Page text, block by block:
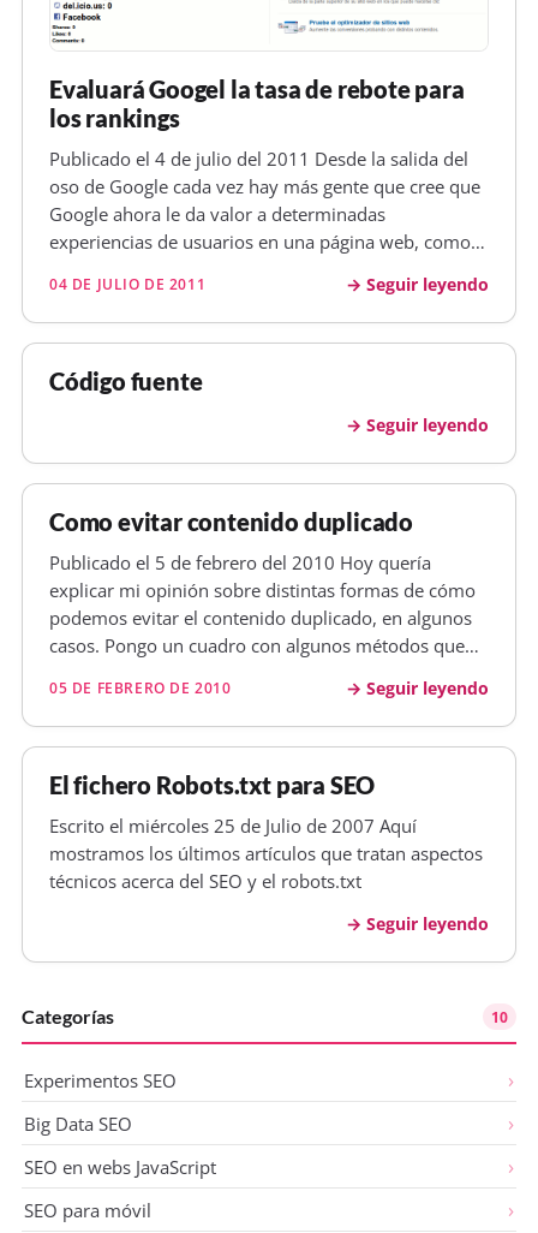
Evaluará Googel la tasa de rebote para
los rankings
Publicado el 4 de julio del 2011 Desde la salida del
oso de Google cada vez hay más gente que cree que
Google ahora le da valor a determinadas
experiencias de usuarios en una página web, como
en la web. Igual podemos demostrar que es cierto,
pero nunca podremos dem…
04 DE JULIO DE 2011 Seguir leyendo
Código fuente
Seguir leyendo
Como evitar contenido duplicado
Publicado el 5 de febrero del 2010 Hoy quería
explicar mi opinión sobre distintas formas de cómo
podemos evitar el contenido duplicado, en algunos
casos. Pongo un cuadro con algunos métodos que
problemas. Meta/propiedad Es rastreado Es
mostrado en las serps Pasa Page Rank Evit…
05 DE FEBRERO DE 2010 Seguir leyendo
El fichero Robots.txt para SEO
Escrito el miércoles 25 de Julio de 2007 Aquí
mostramos los últimos artículos que tratan aspectos
técnicos acerca del SEO y el robots.txt
Seguir leyendo
Categorías 10
Experimentos SEO
Big Data SEO
SEO en webs JavaScript
SEO para móvil